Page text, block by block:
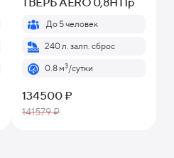
До 5 человек
240 л. залп. сброс
0.8 м3/сутки
134500 ₽
141579 ₽